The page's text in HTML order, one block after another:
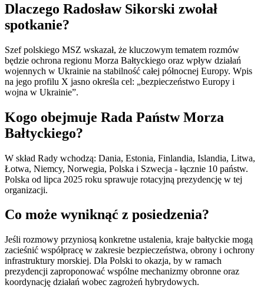
Dlaczego Radosław Sikorski zwołał
spotkanie?
Szef polskiego MSZ wskazał, że kluczowym tematem rozmów
będzie ochrona regionu Morza Bałtyckiego oraz wpływ działań
wojennych w Ukrainie na stabilność całej północnej Europy. Wpis
na jego profilu X jasno określa cel: „bezpieczeństwo Europy i
wojna w Ukrainie”.
Kogo obejmuje Rada Państw Morza
Bałtyckiego?
W skład Rady wchodzą: Dania, Estonia, Finlandia, Islandia, Litwa,
Łotwa, Niemcy, Norwegia, Polska i Szwecja - łącznie 10 państw.
Polska od lipca 2025 roku sprawuje rotacyjną prezydencję w tej
organizacji.
Co może wyniknąć z posiedzenia?
Jeśli rozmowy przyniosą konkretne ustalenia, kraje bałtyckie mogą
zacieśnić współpracę w zakresie bezpieczeństwa, obrony i ochrony
infrastruktury morskiej. Dla Polski to okazja, by w ramach
prezydencji zaproponować wspólne mechanizmy obronne oraz
koordynację działań wobec zagrożeń hybrydowych.